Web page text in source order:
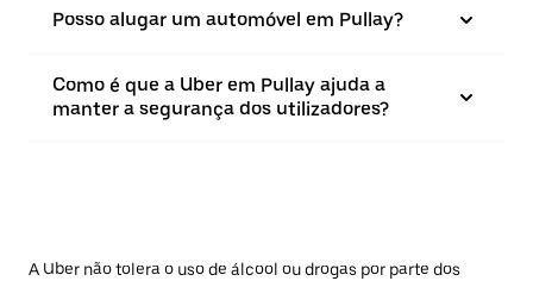
Posso alugar um automóvel em Pullay?
Como é que a Uber em Pullay ajuda a
manter a segurança dos utilizadores?
A Uber não tolera o uso de álcool ou drogas por parte dos